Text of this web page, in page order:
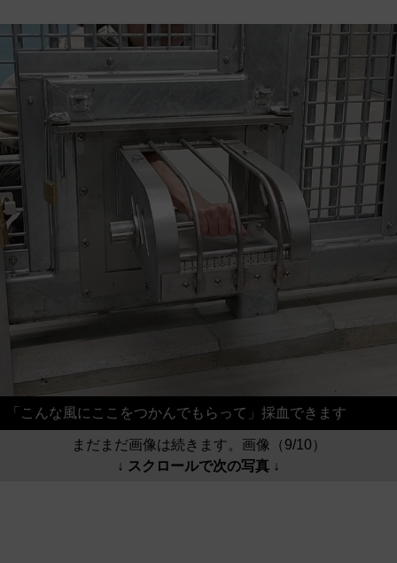
「こんな風にここをつかんでもらって」採血できます
まだまだ画像は続きます。画像（9/10）
↓ スクロールで次の写真 ↓